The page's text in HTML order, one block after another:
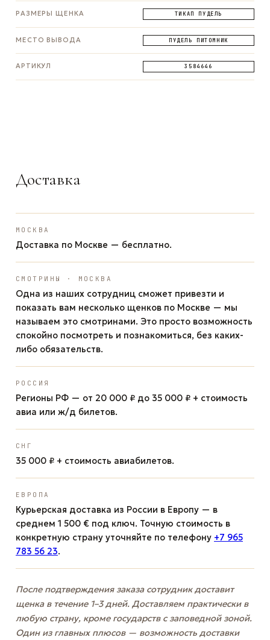
РАЗМЕРЫ ЩЕНКА ТИКАП ПУДЕЛЬ
МЕСТО ВЫВОДА ПУДЕЛЬ ПИТОМНИК
АРТИКУЛ 3584646
Доставка
МОСКВА
Доставка по Москве — бесплатно.
СМОТРИНЫ · МОСКВА
Одна из наших сотрудниц сможет привезти и
показать вам несколько щенков по Москве — мы
называем это смотринами. Это просто возможность
спокойно посмотреть и познакомиться, без каких-
либо обязательств.
РОССИЯ
Регионы РФ — от 20 000 ₽ до 35 000 ₽ + стоимость
авиа или ж/д билетов.
СНГ
35 000 ₽ + стоимость авиабилетов.
ЕВРОПА
Курьерская доставка из России в Европу — в
среднем 1 500 € под ключ. Точную стоимость в
конкретную страну уточняйте по телефону +7 965
783 56 23.
После подтверждения заказа сотрудник доставит
щенка в течение 1–3 дней. Доставляем практически в
любую страну, кроме государств с заповедной зоной.
Один из главных плюсов — возможность доставки